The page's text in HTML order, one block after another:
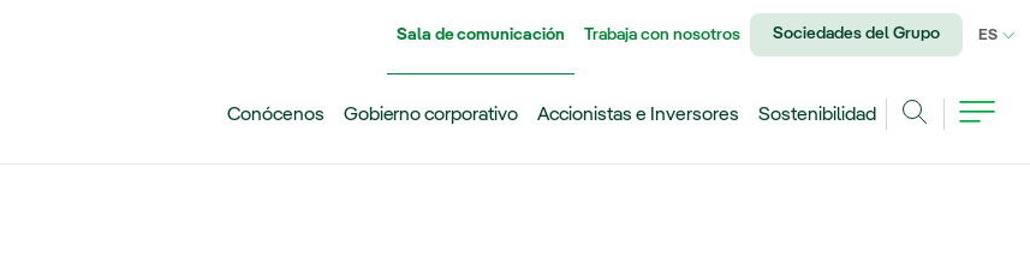
Sala de comunicación Trabaja con nosotros Sociedades del Grupo ES
Conócenos Gobierno corporativo Accionistas e Inversores
Sostenibilidad